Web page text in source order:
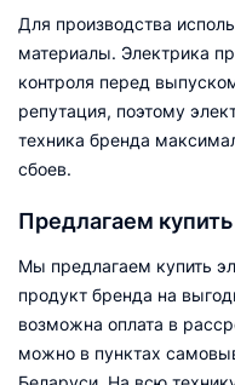
Для производства
материалы. Электрика
контроля перед
репутация, поэтому
техника бренда
сбоев.
Предлагаем
Мы предлагаем купить
продукт бренда на
возможна оплата в
можно в пунктах